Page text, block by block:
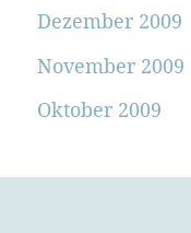
Dezember 2009
November 2009
Oktober 2009